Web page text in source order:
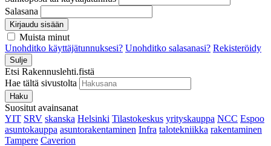
Salasana
Kirjaudu sisään
Muista minut
Unohditko käyttäjätunnuksesi? Unohditko salasanasi? Rekisteröidy
Sulje
Etsi Rakennuslehti.fistä
Hae tältä sivustolta
Haku
Suositut avainsanat
YIT SRV skanska Helsinki Tilastokeskus yrityskauppa NCC Espoo
asuntokauppa asuntorakentaminen Infra talotekniikka rakentaminen
Tampere Caverion